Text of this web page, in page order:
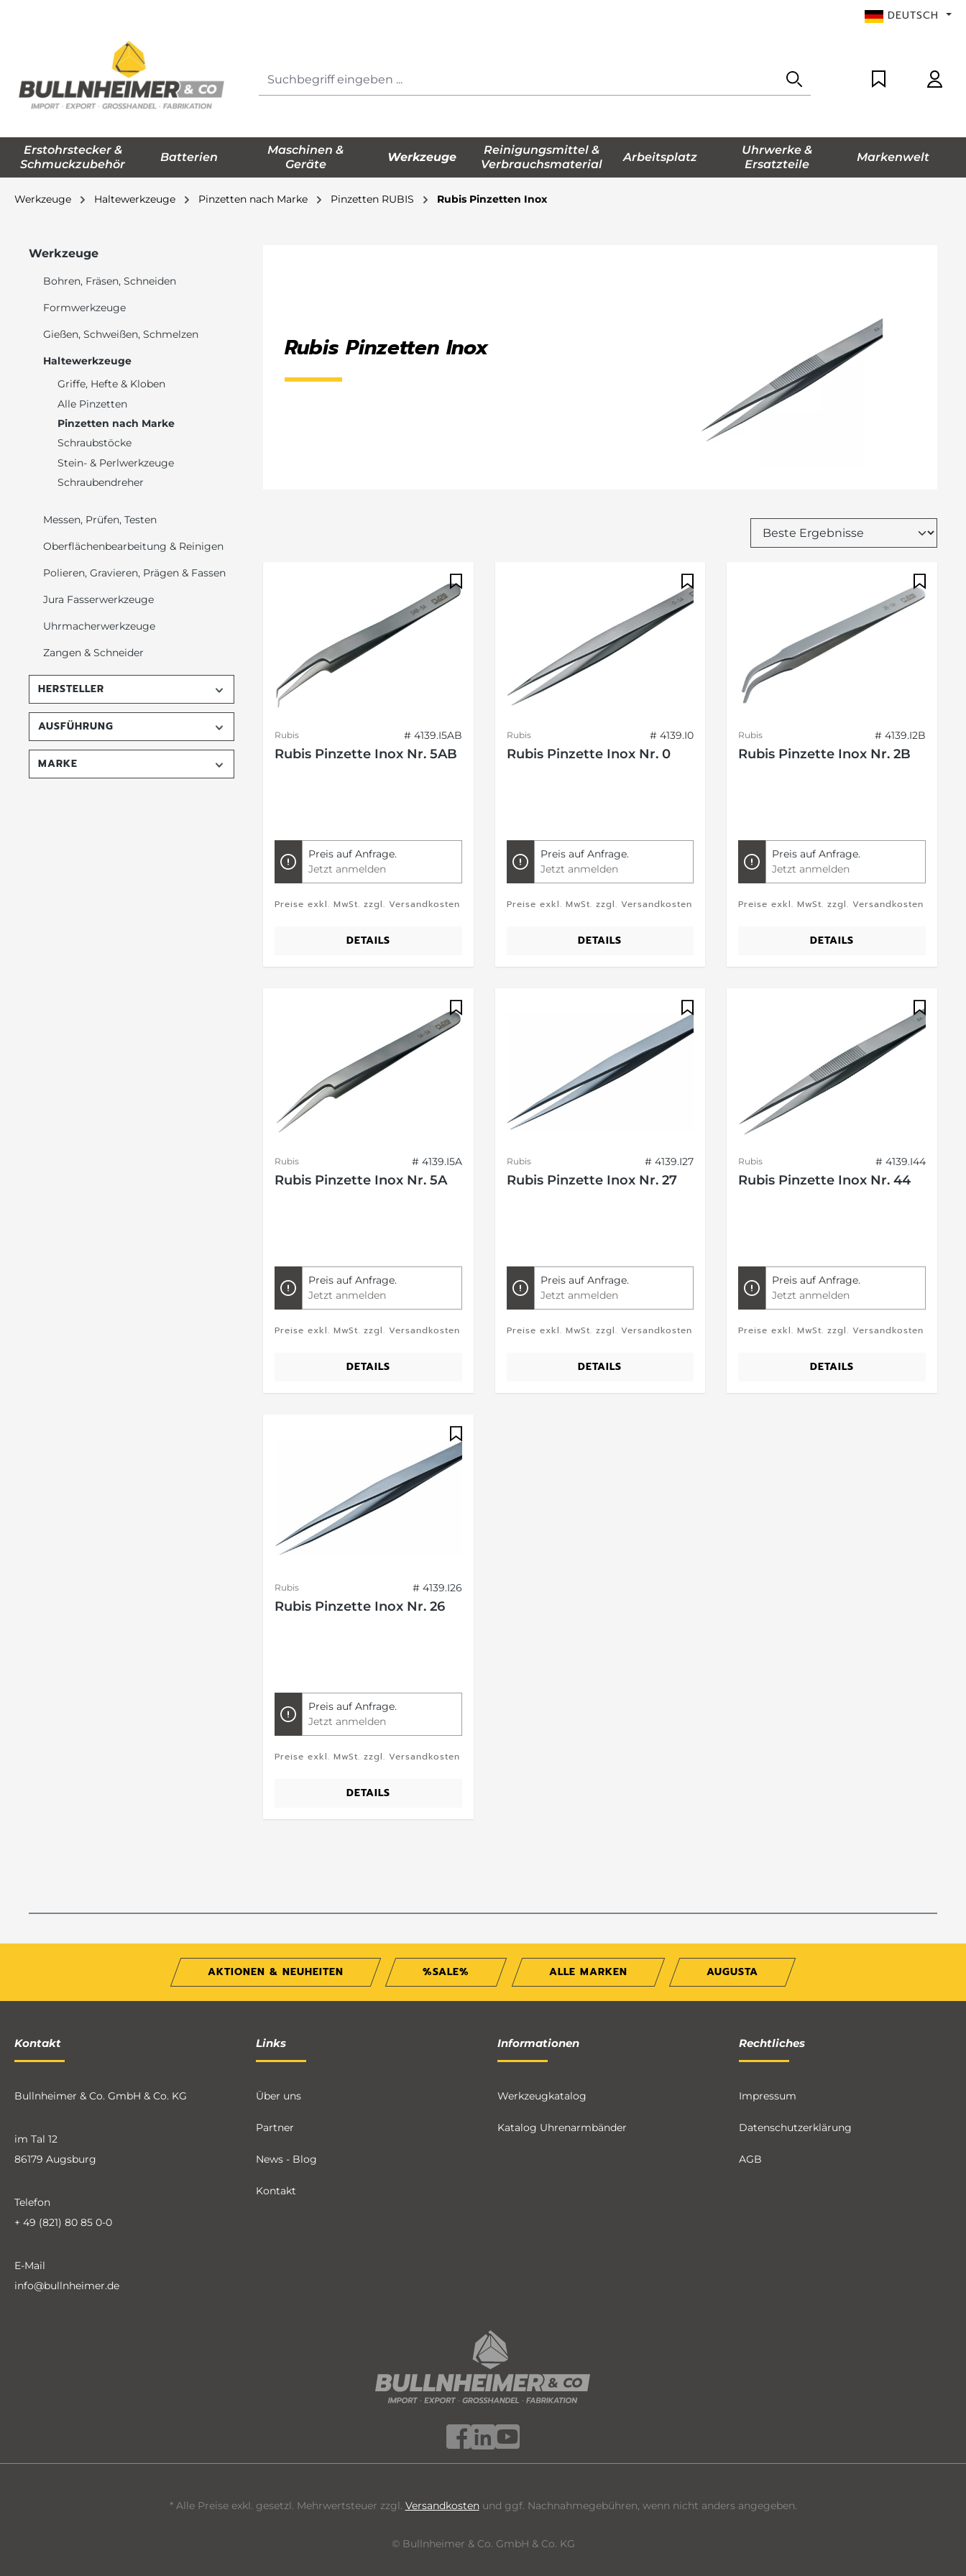
DEUTSCH
Erstohrstecker &
Schmuckzubehör
Batterien
Maschinen &
Geräte
Werkzeuge
Reinigungsmittel &
Verbrauchsmaterial
Arbeitsplatz
Uhrwerke &
Ersatzteile
Markenwelt
Werkzeuge Haltewerkzeuge Pinzetten nach Marke Pinzetten RUBIS Rubis Pinzetten Inox
Werkzeuge
Bohren, Fräsen, Schneiden
Formwerkzeuge
Gießen, Schweißen, Schmelzen
Haltewerkzeuge
Griffe, Hefte & Kloben
Alle Pinzetten
Pinzetten nach Marke
Schraubstöcke
Stein- & Perlwerkzeuge
Schraubendreher
Messen, Prüfen, Testen
Oberflächenbearbeitung & Reinigen
Polieren, Gravieren, Prägen & Fassen
Jura Fasserwerkzeuge
Uhrmacherwerkzeuge
Zangen & Schneider
HERSTELLER
AUSFÜHRUNG
MARKE
Rubis Pinzetten Inox
Rubis # 4139.I5AB
Rubis Pinzette Inox Nr. 5AB
Preis auf Anfrage.
Jetzt anmelden
Preise exkl. MwSt. zzgl. Versandkosten
DETAILS
Rubis # 4139.I0
Rubis Pinzette Inox Nr. 0
Preis auf Anfrage.
Jetzt anmelden
Preise exkl. MwSt. zzgl. Versandkosten
DETAILS
Rubis # 4139.I2B
Rubis Pinzette Inox Nr. 2B
Preis auf Anfrage.
Jetzt anmelden
Preise exkl. MwSt. zzgl. Versandkosten
DETAILS
Rubis # 4139.I5A
Rubis Pinzette Inox Nr. 5A
Preis auf Anfrage.
Jetzt anmelden
Preise exkl. MwSt. zzgl. Versandkosten
DETAILS
Rubis # 4139.I27
Rubis Pinzette Inox Nr. 27
Preis auf Anfrage.
Jetzt anmelden
Preise exkl. MwSt. zzgl. Versandkosten
DETAILS
Rubis # 4139.I44
Rubis Pinzette Inox Nr. 44
Preis auf Anfrage.
Jetzt anmelden
Preise exkl. MwSt. zzgl. Versandkosten
DETAILS
Rubis # 4139.I26
Rubis Pinzette Inox Nr. 26
Preis auf Anfrage.
Jetzt anmelden
Preise exkl. MwSt. zzgl. Versandkosten
DETAILS
AKTIONEN & NEUHEITEN %SALE% ALLE MARKEN AUGUSTA
Kontakt
Bullnheimer & Co. GmbH & Co. KG
im Tal 12
86179 Augsburg
Telefon
+ 49 (821) 80 85 0-0
E-Mail
info@bullnheimer.de
Links
Über uns
Partner
News - Blog
Kontakt
Informationen
Werkzeugkatalog
Katalog Uhrenarmbänder
Rechtliches
Impressum
Datenschutzerklärung
AGB
* Alle Preise exkl. gesetzl. Mehrwertsteuer zzgl. Versandkostenund ggf. Nachnahmegebühren, wenn nicht anders angegeben.
© Bullnheimer & Co. GmbH & Co. KG